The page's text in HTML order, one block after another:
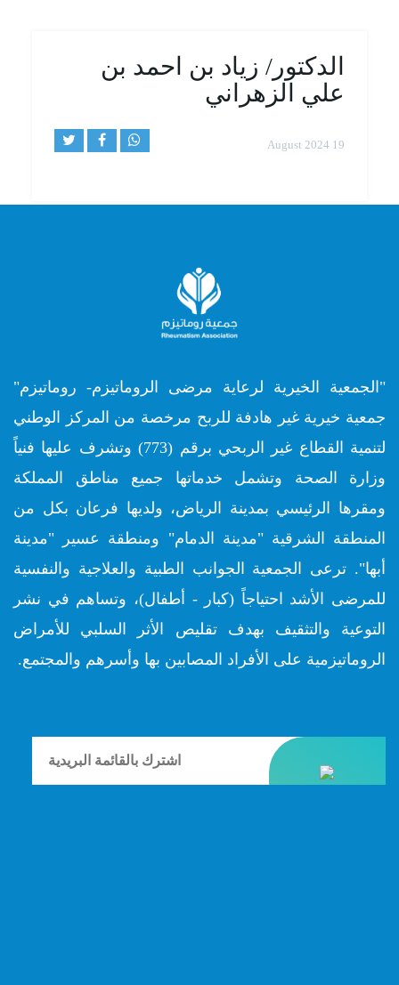
الدكتور/ زياد بن احمد بن
علي الزهراني
19 August 2024
"الجمعية الخيرية لرعاية مرضى الروماتيزم- روماتيزم"
جمعية خيرية غير هادفة للربح مرخصة من المركز الوطني
لتنمية القطاع غير الربحي برقم (773) وتشرف عليها فنياً
وزارة الصحة وتشمل خدماتها جميع مناطق المملكة
ومقرها الرئيسي بمدينة الرياض، ولديها فرعان بكل من
المنطقة الشرقية "مدينة الدمام" ومنطقة عسير "مدينة
أبها". ترعى الجمعية الجوانب الطبية والعلاجية والنفسية
للمرضى الأشد احتياجاً (كبار - أطفال)، وتساهم في نشر
التوعية والتثقيف بهدف تقليص الأثر السلبي للأمراض
الروماتيزمية على الأفراد المصابين بها وأسرهم والمجتمع.